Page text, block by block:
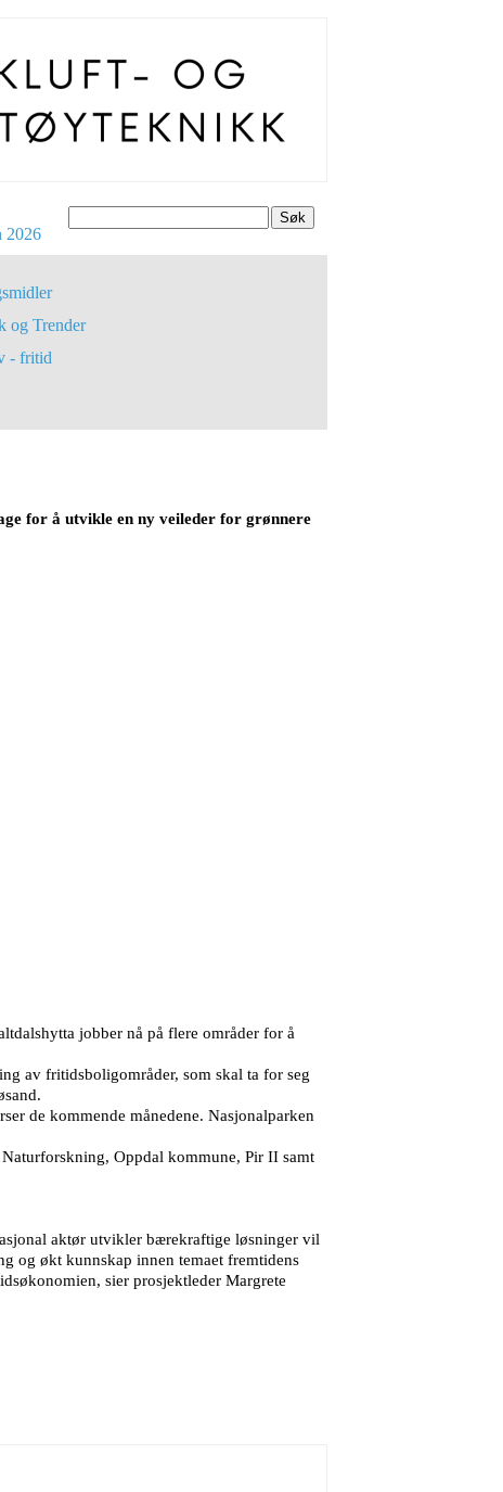
Søk
2026
og Trender
- fritid
for å utvikle en ny veileder for grønnere
jobber nå på flere områder for å
av fritidsboligområder, som skal ta for seg
de kommende månedene. Nasjonalparken
Oppdal kommune, Pir II samt
aktør utvikler bærekraftige løsninger vil
og økt kunnskap innen temaet fremtidens
sier prosjektleder Margrete